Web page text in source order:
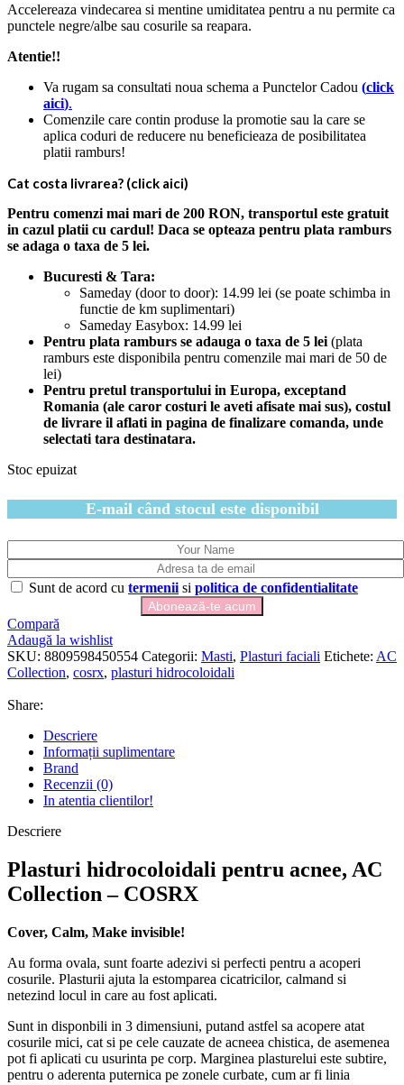
Accelereaza vindecarea si mentine umiditatea pentru a nu permite ca
punctele negre/albe sau cosurile sa reapara.
Atentie!!
Va rugam sa consultati noua schema a Punctelor Cadou (click
aici).
Comenzile care contin produse la promotie sau la care se
aplica coduri de reducere nu beneficieaza de posibilitatea
platii ramburs!
Cat costa livrarea? (click aici)
Pentru comenzi mai mari de 200 RON, transportul este gratuit
in cazul platii cu cardul! Daca se opteaza pentru plata ramburs
se adaga o taxa de 5 lei.
Bucuresti & Tara:
Sameday (door to door): 14.99 lei (se poate schimba in
functie de km suplimentari)
Sameday Easybox: 14.99 lei
Pentru plata ramburs se adauga o taxa de 5 lei (plata
ramburs este disponibila pentru comenzile mai mari de 50 de
lei)
Pentru pretul transportului in Europa, exceptand
Romania (ale caror costuri le aveti afisate mai sus), costul
de livrare il aflati in pagina de finalizare comanda, unde
selectati tara destinatara.
Stoc epuizat
E-mail când stocul este disponibil
Sunt de acord cu termenii si politica de confidentialitate
Compară
Adaugă la wishlist
SKU: 8809598450554 Categorii: Masti, Plasturi faciali Etichete: AC
Collection, cosrx, plasturi hidrocoloidali
Share:
Descriere
Informații suplimentare
Brand
Recenzii (0)
In atentia clientilor!
Descriere
Plasturi hidrocoloidali pentru acnee, AC
Collection – COSRX
Cover, Calm, Make invisible!
Au forma ovala, sunt foarte adezivi si perfecti pentru a acoperi
cosurile. Plasturii ajuta la estomparea cicatricilor, calmand si
netezind locul in care au fost aplicati.
Sunt in disponbili in 3 dimensiuni, putand astfel sa acopere atat
cosurile mici, cat si pe cele cauzate de acneea chistica, de asemenea
pot fi aplicati cu usurinta pe corp. Marginea plasturelui este subtire,
pentru o aderenta puternica pe zonele curbate, cum ar fi linia